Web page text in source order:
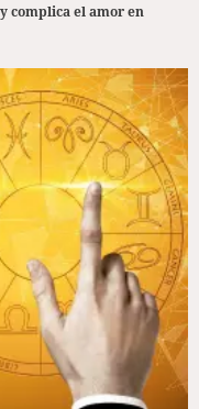
complica el amor en